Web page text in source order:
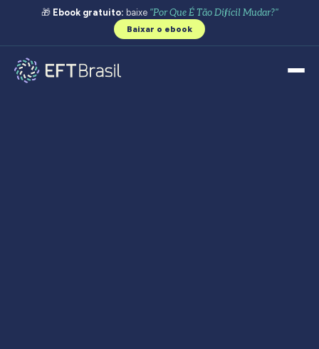
🎁 Ebook gratuito: baixe "Por Que É Tão Difícil Mudar?"
Baixar o ebook